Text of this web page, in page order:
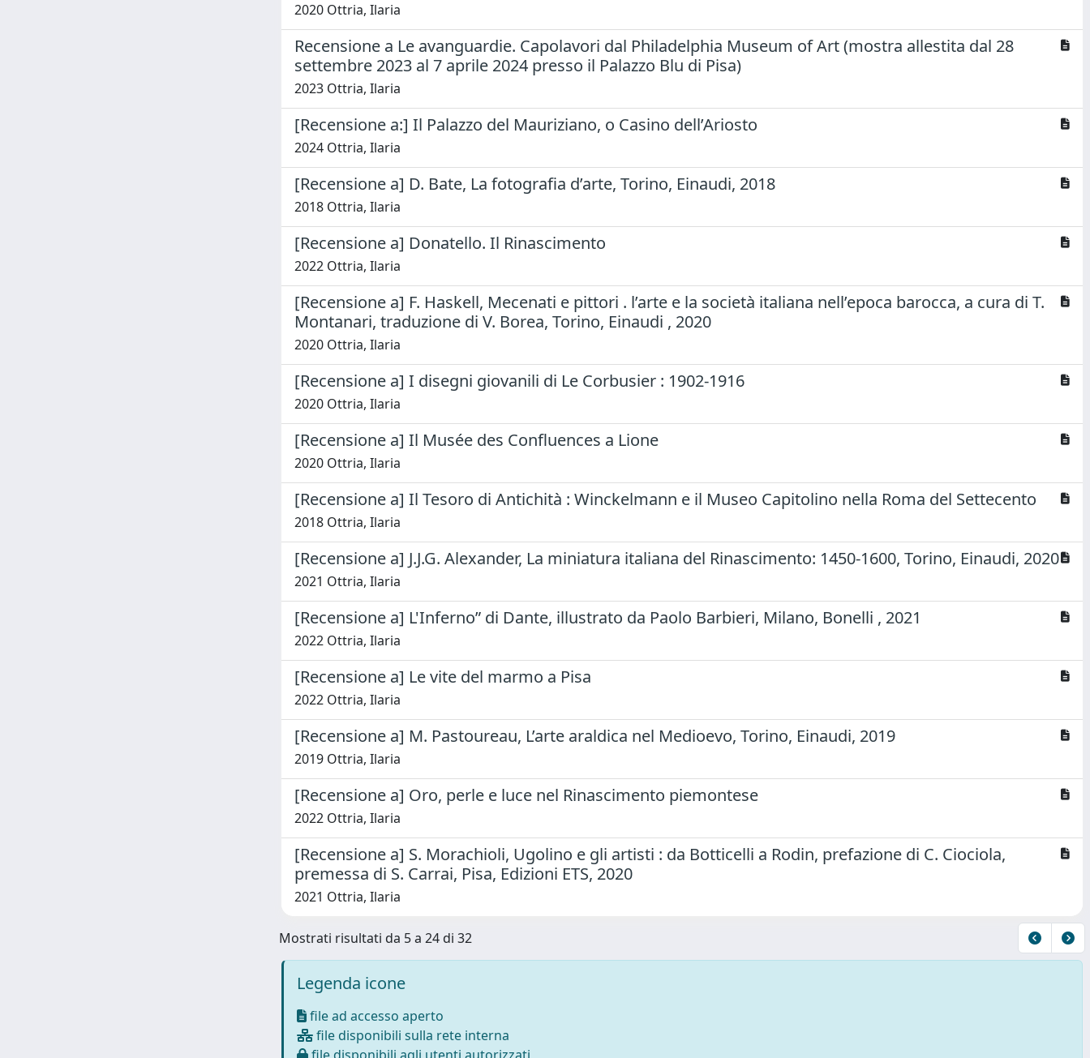
2020 Ottria, Ilaria
Recensione a Le avanguardie. Capolavori dal Philadelphia Museum of Art (mostra allestita dal 28
settembre 2023 al 7 aprile 2024 presso il Palazzo Blu di Pisa)
2023 Ottria, Ilaria
[Recensione a:] Il Palazzo del Mauriziano, o Casino dell’Ariosto
2024 Ottria, Ilaria
[Recensione a] D. Bate, La fotografia d’arte, Torino, Einaudi, 2018
2018 Ottria, Ilaria
[Recensione a] Donatello. Il Rinascimento
2022 Ottria, Ilaria
[Recensione a] F. Haskell, Mecenati e pittori . l’arte e la società italiana nell’epoca barocca, a cura di T.
Montanari, traduzione di V. Borea, Torino, Einaudi , 2020
2020 Ottria, Ilaria
[Recensione a] I disegni giovanili di Le Corbusier : 1902-1916
2020 Ottria, Ilaria
[Recensione a] Il Musée des Confluences a Lione
2020 Ottria, Ilaria
[Recensione a] Il Tesoro di Antichità : Winckelmann e il Museo Capitolino nella Roma del Settecento
2018 Ottria, Ilaria
[Recensione a] J.J.G. Alexander, La miniatura italiana del Rinascimento: 1450-1600, Torino, Einaudi, 2020
2021 Ottria, Ilaria
[Recensione a] L'Inferno” di Dante, illustrato da Paolo Barbieri, Milano, Bonelli , 2021
2022 Ottria, Ilaria
[Recensione a] Le vite del marmo a Pisa
2022 Ottria, Ilaria
[Recensione a] M. Pastoureau, L’arte araldica nel Medioevo, Torino, Einaudi, 2019
2019 Ottria, Ilaria
[Recensione a] Oro, perle e luce nel Rinascimento piemontese
2022 Ottria, Ilaria
[Recensione a] S. Morachioli, Ugolino e gli artisti : da Botticelli a Rodin, prefazione di C. Ciociola,
premessa di S. Carrai, Pisa, Edizioni ETS, 2020
2021 Ottria, Ilaria
Mostrati risultati da 5 a 24 di 32
Legenda icone
file ad accesso aperto
file disponibili sulla rete interna